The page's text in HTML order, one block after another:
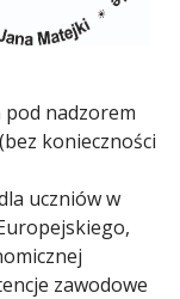
nadzorem
konieczności
uczniów w
zawodowe